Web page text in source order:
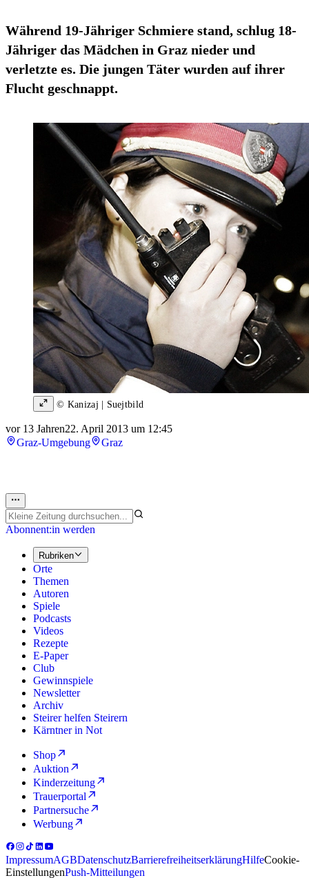
Während 19-Jähriger Schmiere stand, schlug 18-
Jähriger das Mädchen in Graz nieder und
verletzte es. Die jungen Täter wurden auf ihrer
Flucht geschnappt.
© Kanizaj | Suejtbild
vor 13 Jahren22. April 2013 um 12:45
Graz-Umgebung
Graz
Abonnent:in werden
Rubriken
Orte
Themen
Autoren
Spiele
Podcasts
Videos
Rezepte
E-Paper
Club
Gewinnspiele
Newsletter
Archiv
Steirer helfen Steirern
Kärntner in Not
Shop
Auktion
Kinderzeitung
Trauerportal
Partnersuche
Werbung
ImpressumAGBDatenschutzBarrierefreiheitserklärungHilfeCookie-
EinstellungenPush-Mitteilungen